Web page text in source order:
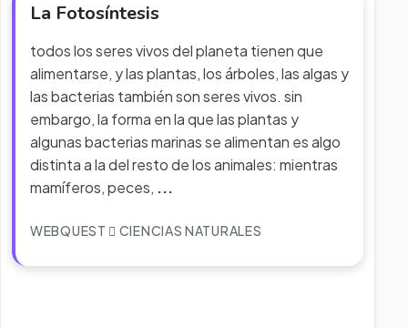
La Fotosíntesis
todos los seres vivos del planeta tienen que
alimentarse, y las plantas, los árboles, las algas y
las bacterias también son seres vivos. sin
embargo, la forma en la que las plantas y
algunas bacterias marinas se alimentan es algo
distinta a la del resto de los animales: mientras
mamíferos, peces, ...
WEBQUEST CIENCIAS NATURALES